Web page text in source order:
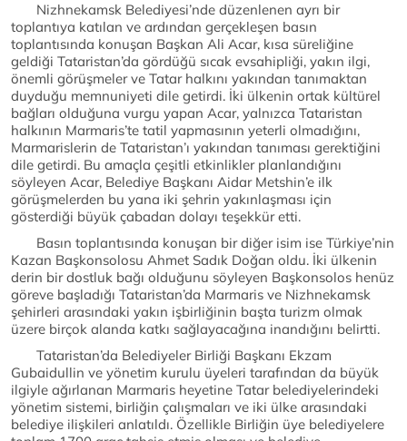
Nizhnekamsk Belediyesi’nde düzenlenen ayrı bir
toplantıya katılan ve ardından gerçekleşen basın
toplantısında konuşan Başkan Ali Acar, kısa süreliğine
geldiği Tataristan’da gördüğü sıcak evsahipliği, yakın ilgi,
önemli görüşmeler ve Tatar halkını yakından tanımaktan
duyduğu memnuniyeti dile getirdi. İki ülkenin ortak kültürel
bağları olduğuna vurgu yapan Acar, yalnızca Tataristan
halkının Marmaris’te tatil yapmasının yeterli olmadığını,
Marmarislerin de Tataristan’ı yakından tanıması gerektiğini
dile getirdi. Bu amaçla çeşitli etkinlikler planlandığını
söyleyen Acar, Belediye Başkanı Aidar Metshin’e ilk
görüşmelerden bu yana iki şehrin yakınlaşması için
gösterdiği büyük çabadan dolayı teşekkür etti.
Basın toplantısında konuşan bir diğer isim ise Türkiye’nin
Kazan Başkonsolosu Ahmet Sadık Doğan oldu. İki ülkenin
derin bir dostluk bağı olduğunu söyleyen Başkonsolos henüz
göreve başladığı Tataristan’da Marmaris ve Nizhnekamsk
şehirleri arasındaki yakın işbirliğinin başta turizm olmak
üzere birçok alanda katkı sağlayacağına inandığını belirtti.
Tataristan’da Belediyeler Birliği Başkanı Ekzam
Gubaidullin ve yönetim kurulu üyeleri tarafından da büyük
ilgiyle ağırlanan Marmaris heyetine Tatar belediyelerindeki
yönetim sistemi, birliğin çalışmaları ve iki ülke arasındaki
belediye ilişkileri anlatıldı. Özellikle Birliğin üye belediyelere